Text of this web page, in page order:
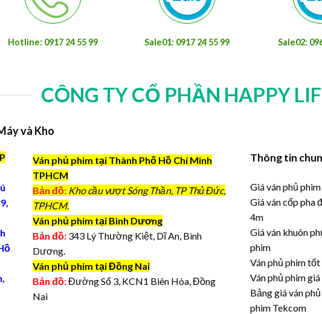
Hotline: 0917 24 55 99 Sale01: 0917 24 55 99 Sale02:
CÔNG TY CỔ PHẦN HAPPY
và Kho
Ván phủ phim tại Thành Phố Hồ Chí Minh
TPHCM
Bản đồ: Kho cầu vượt Sóng Thần, TP Thủ Đức,
TPHCM.
Ván phủ phim tại Bình Dương
Bản đồ: 343 Lý Thường Kiệt, Dĩ An, Bình
Dương.
Ván phủ phim tại Đồng Nai
Bản đồ:Đường Số 3, KCN1 Biên Hòa, Đồng
Nai
Thông tin
Giá ván phủ phim
Giá ván cốp pha
4m
Giá ván khuôn
phim
Ván phủ phim
Ván phủ phim
Bảng giá ván phủ
phim Tekcom